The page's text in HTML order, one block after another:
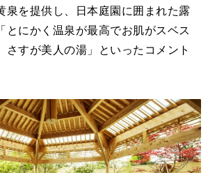
泉を提供し、日本庭園に囲まれた露
とにかく温泉が最高でお肌がスベス
さすが美人の湯」といったコメント